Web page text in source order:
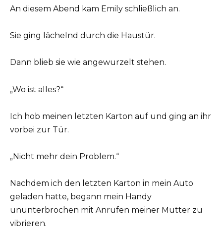
An diesem Abend kam Emily schließlich an.
Sie ging lächelnd durch die Haustür.
Dann blieb sie wie angewurzelt stehen.
„Wo ist alles?“
Ich hob meinen letzten Karton auf und ging an ihr
vorbei zur Tür.
„Nicht mehr dein Problem.“
Nachdem ich den letzten Karton in mein Auto
geladen hatte, begann mein Handy
ununterbrochen mit Anrufen meiner Mutter zu
vibrieren.